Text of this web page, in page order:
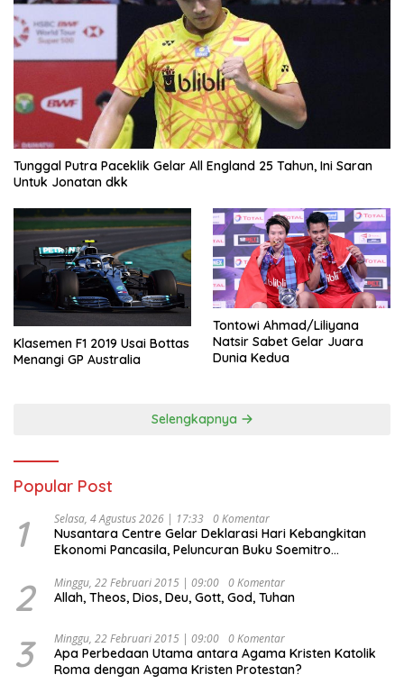
Tunggal Putra Paceklik Gelar All England 25 Tahun, Ini Saran
Untuk Jonatan dkk
Klasemen F1 2019 Usai Bottas
Menangi GP Australia
Tontowi Ahmad/Liliyana
Natsir Sabet Gelar Juara
Dunia Kedua
Selengkapnya
Popular Post
1 Selasa, 4 Agustus 2026 | 17:33 0 Komentar
Nusantara Centre Gelar Deklarasi Hari Kebangkitan
Ekonomi Pancasila, Peluncuran Buku Soemitro
Ekonomi Politik Indonesia) & Simposium Nasional
“Urgensi Undang-Undang Perekonomian Nasional dan
Indonesia Emas 2045”,
2 Minggu, 22 Februari 2015 | 09:00 0 Komentar
Allah, Theos, Dios, Deu, Gott, God, Tuhan
3 Minggu, 22 Februari 2015 | 09:00 0 Komentar
Apa Perbedaan Utama antara Agama Kristen Katolik
Roma dengan Agama Kristen Protestan?